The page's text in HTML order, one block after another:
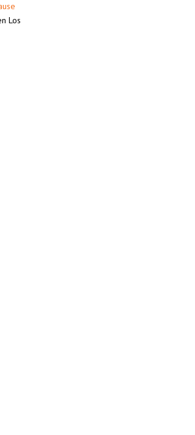
Los